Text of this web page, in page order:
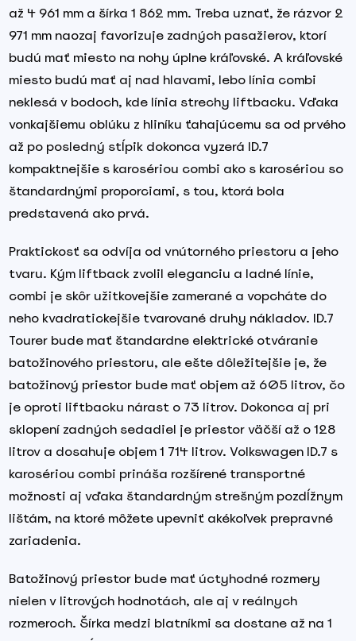
až 4 961 mm a šírka 1 862 mm. Treba uznať, že rázvor 2
971 mm naozaj favorizuje zadných pasažierov, ktorí
budú mať miesto na nohy úplne kráľovské. A kráľovské
miesto budú mať aj nad hlavami, lebo línia combi
neklesá v bodoch, kde línia strechy liftbacku. Vďaka
vonkajšiemu oblúku z hliníku ťahajúcemu sa od prvého
až po posledný stĺpik dokonca vyzerá ID.7
kompaktnejšie s karosériou combi ako s karosériou so
štandardnými proporciami, s tou, ktorá bola
predstavená ako prvá.
Praktickosť sa odvíja od vnútorného priestoru a jeho
tvaru. Kým liftback zvolil eleganciu a ladné línie,
combi je skôr užitkovejšie zamerané a vopcháte do
neho kvadratickejšie tvarované druhy nákladov. ID.7
Tourer bude mať štandardne elektrické otváranie
batožinového priestoru, ale ešte dôležitejšie je, že
batožinový priestor bude mať objem až 605 litrov, čo
je oproti liftbacku nárast o 73 litrov. Dokonca aj pri
sklopení zadných sedadiel je priestor väčší až o 128
litrov a dosahuje objem 1 714 litrov. Volkswagen ID.7 s
karosériou combi prináša rozšírené transportné
možnosti aj vďaka štandardným strešným pozdĺžnym
lištám, na ktoré môžete upevniť akékoľvek prepravné
zariadenia.
Batožinový priestor bude mať úctyhodné rozmery
nielen v litrových hodnotách, ale aj v reálnych
rozmeroch. Šírka medzi blatníkmi sa dostane až na 1